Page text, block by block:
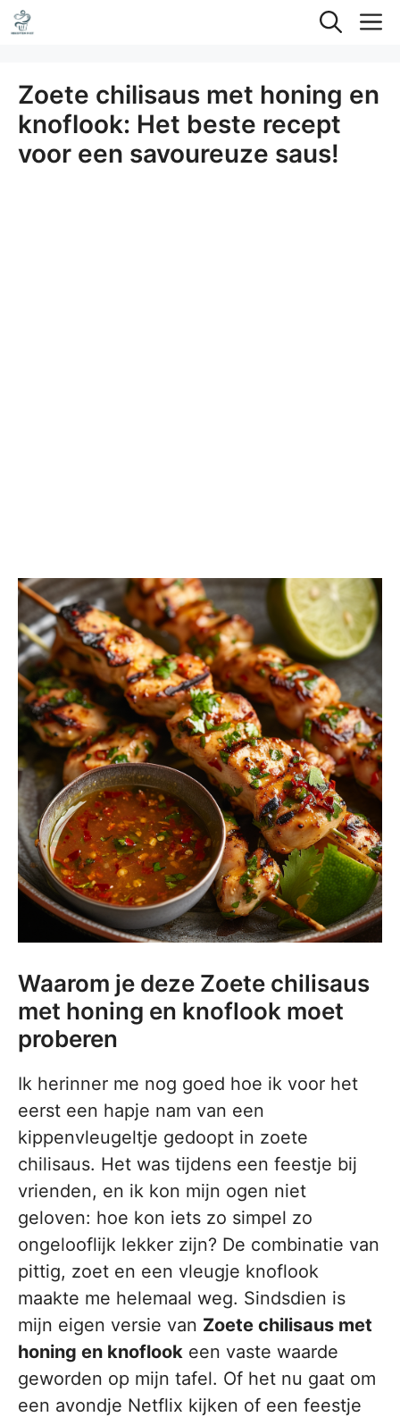
Ga
naar
inhoud
Zoete chilisaus met honing en
knoflook: Het beste recept
voor een savoureuze saus!
Waarom je deze Zoete chilisaus
met honing en knoflook moet
proberen
Ik herinner me nog goed hoe ik voor het
eerst een hapje nam van een
kippenvleugeltje gedoopt in zoete
chilisaus. Het was tijdens een feestje bij
vrienden, en ik kon mijn ogen niet
geloven: hoe kon iets zo simpel zo
ongelooflijk lekker zijn? De combinatie van
pittig, zoet en een vleugje knoflook
maakte me helemaal weg. Sindsdien is
mijn eigen versie van Zoete chilisaus met
honing en knoflook een vaste waarde
geworden op mijn tafel. Of het nu gaat om
een avondje Netflix kijken of een feestje